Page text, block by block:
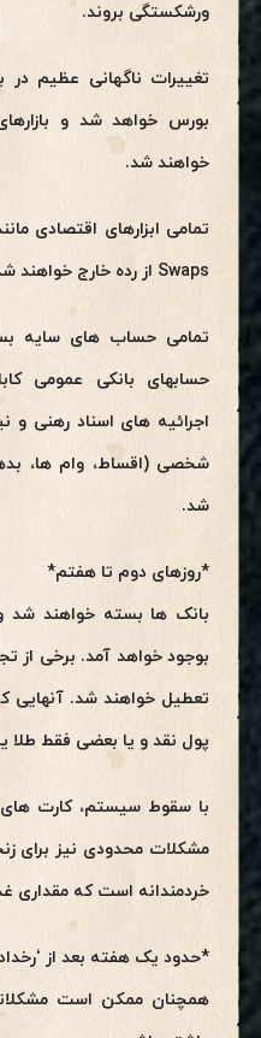
ورشکستگی بروند.
تغییرات ناگهانی عظیم در
خواهند شد.
Swaps از رده خارج خواهند شد.
تمامی حساب های سایه
حسابهای بانکی عمومی
اجرائیه های اسناد رهنی
شخصی (اقساط، وام ها،
شد.
*روزهای دوم تا هفتم*
بانک ها بسته خواهند شد
بوجود خواهد آمد. برخی از
تعطیل خواهند شد. آنهایی
پول نقد و یا بعضی فقط طلا
با سقوط سیستم، کارت های
مشکلات محدودی نیز برای
خردمندانه است که مقداری
*حدود یک هفته بعد از
همچنان ممکن است